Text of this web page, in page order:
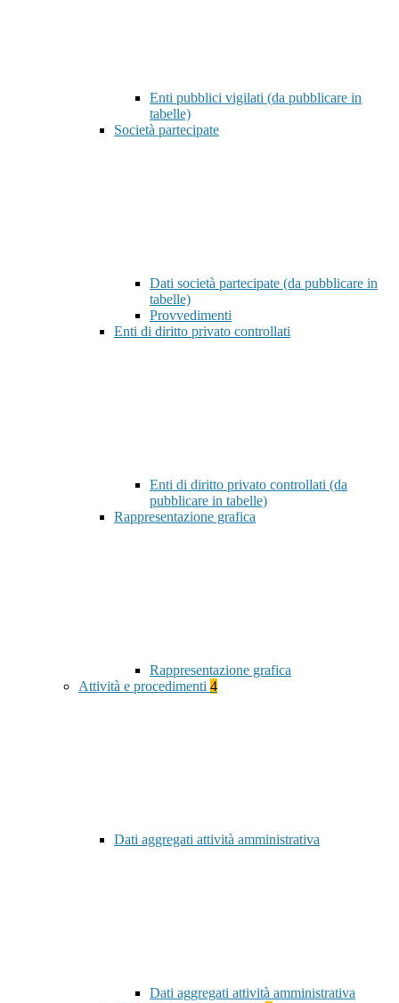
Enti pubblici vigilati (da pubblicare in
tabelle)
Società partecipate
Dati società partecipate (da pubblicare in
tabelle)
Provvedimenti
Enti di diritto privato controllati
Enti di diritto privato controllati (da
pubblicare in tabelle)
Rappresentazione grafica
Rappresentazione grafica
Attività e procedimenti 4
Dati aggregati attività amministrativa
Dati aggregati attività amministrativa